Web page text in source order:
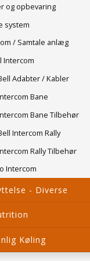
og opbevaring
system
/ Samtale anlæg
Intercom
Adabter / Kabler
Bane
Bane Tilbehør
Intercom Rally
Rally Tilbehør
Intercom
- Diverse
Køling